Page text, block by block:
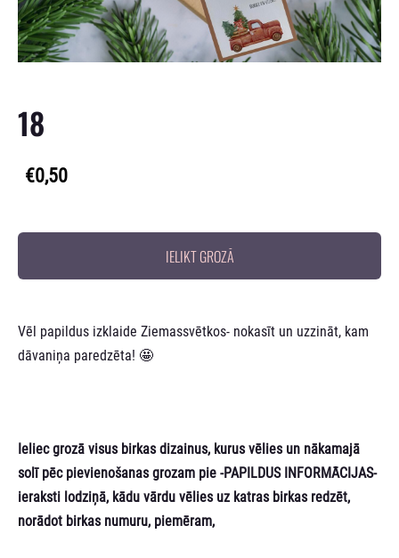
18
€0,50
IELIKT GROZĀ
Vēl papildus izklaide Ziemassvētkos- nokasīt un uzzināt, kam
dāvaniņa paredzēta! 🤩
Ieliec grozā visus birkas dizainus, kurus vēlies un nākamajā
solī pēc pievienošanas grozam pie -PAPILDUS INFORMĀCIJAS-
ieraksti lodziņā, kādu vārdu vēlies uz katras birkas redzēt,
norādot birkas numuru, piemēram,